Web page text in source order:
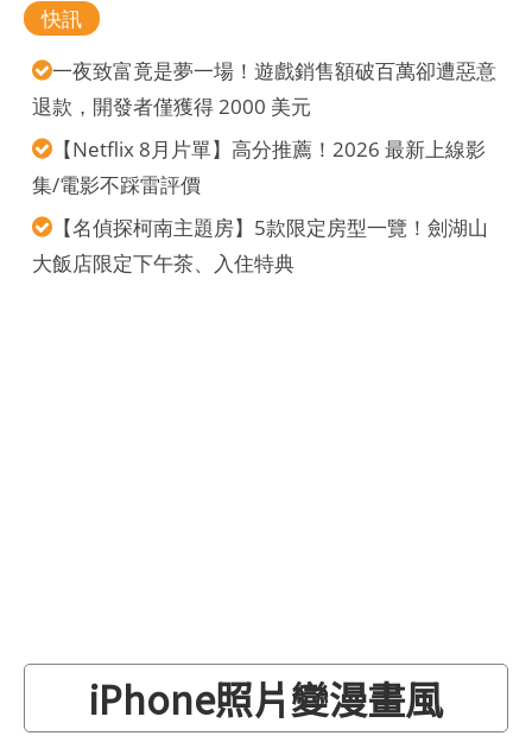
快訊
一夜致富竟是夢一場！遊戲銷售額破百萬卻遭惡意
退款，開發者僅獲得 2000 美元
【Netflix 8月片單】高分推薦！2026 最新上線影
集/電影不踩雷評價
【名偵探柯南主題房】5款限定房型一覽！劍湖山
大飯店限定下午茶、入住特典
iPhone照片變漫畫風